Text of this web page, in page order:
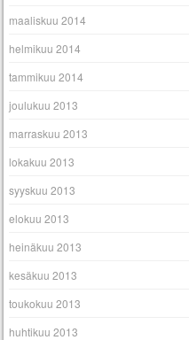
maaliskuu 2014
helmikuu 2014
tammikuu 2014
joulukuu 2013
marraskuu 2013
lokakuu 2013
syyskuu 2013
elokuu 2013
heinäkuu 2013
kesäkuu 2013
toukokuu 2013
huhtikuu 2013